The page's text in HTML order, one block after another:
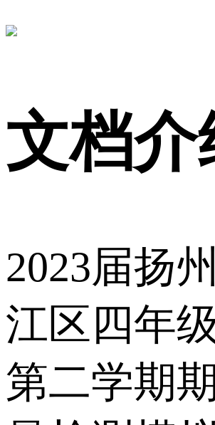
文档介
2023届扬
江区四年
第二学期